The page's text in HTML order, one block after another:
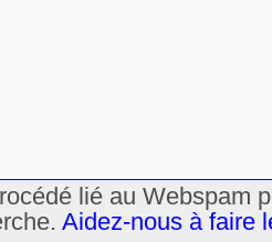
lié au Webspam
Aidez-nous à faire